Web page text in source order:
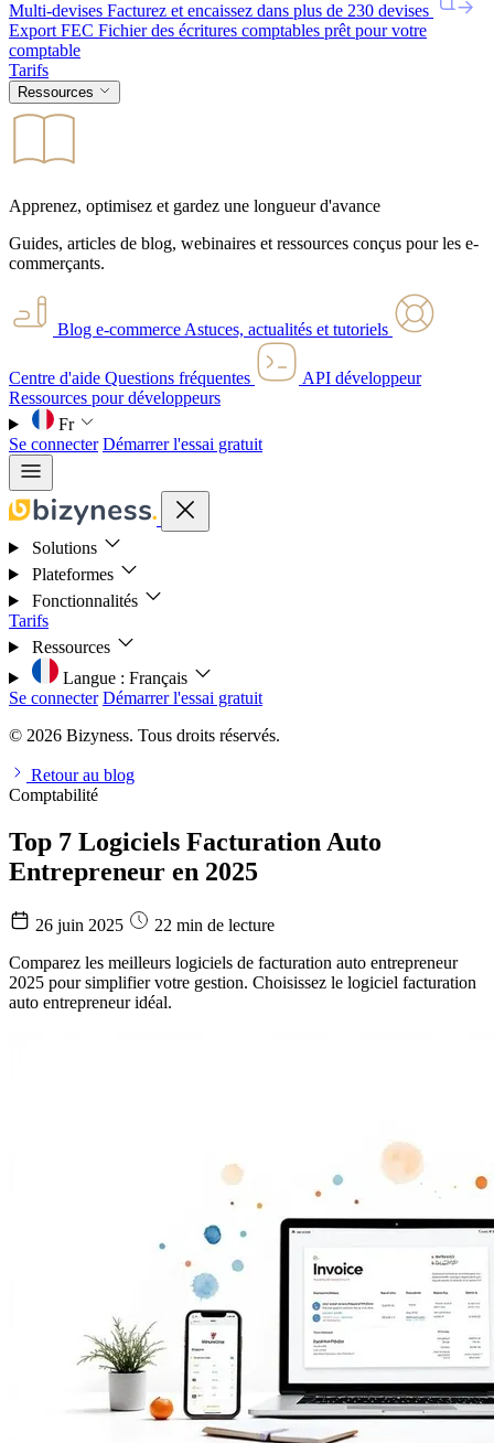
Multi-devises Facturez et encaissez dans plus de 230 devises
Export FEC Fichier des écritures comptables prêt pour votre
comptable
Tarifs
Ressources
Apprenez, optimisez et gardez une longueur d'avance
Guides, articles de blog, webinaires et ressources conçus pour les e-
commerçants.
Blog e-commerce Astuces, actualités et tutoriels
Centre d'aide Questions fréquentes
API développeur
Ressources pour développeurs
Fr
Se connecter Démarrer l'essai gratuit
Solutions
Plateformes
Fonctionnalités
Tarifs
Ressources
Langue : Français
Se connecter Démarrer l'essai gratuit
© 2026 Bizyness. Tous droits réservés.
Retour au blog
Comptabilité
Top 7 Logiciels Facturation Auto
Entrepreneur en 2025
26 juin 2025
22 min de lecture
Comparez les meilleurs logiciels de facturation auto entrepreneur
2025 pour simplifier votre gestion. Choisissez le logiciel facturation
auto entrepreneur idéal.